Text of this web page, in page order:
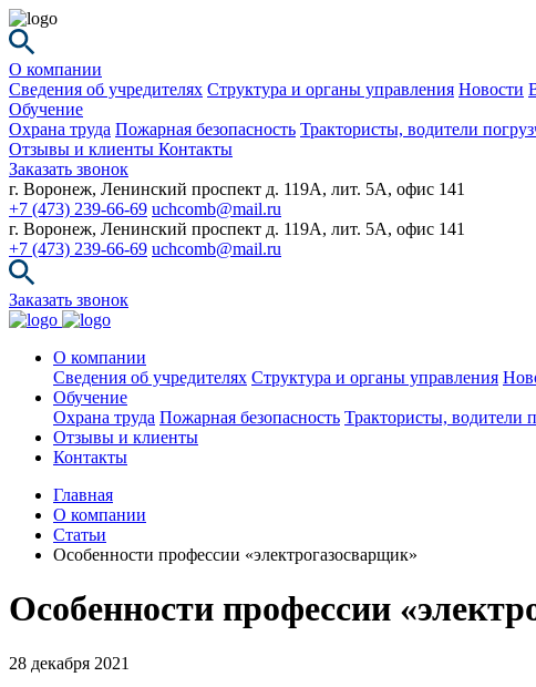
О компании
Сведения об учредителях Структура и органы управления Новости
Обучение
Охрана труда Пожарная безопасность Трактористы, водители
Отзывы и клиенты Контакты
Заказать звонок
г. Воронеж, Ленинский проспект д. 119А, лит. 5А, офис 141
+7 (473) 239-66-69 uchcomb@mail.ru
г. Воронеж, Ленинский проспект д. 119А, лит. 5А, офис 141
+7 (473) 239-66-69 uchcomb@mail.ru
Заказать звонок
О компании
Сведения об учредителях Структура и органы управления
Обучение
Охрана труда Пожарная безопасность Трактористы, водители
Отзывы и клиенты
Контакты
Главная
О компании
Статьи
Особенности профессии «электрогазосварщик»
Особенности профессии
28 декабря 2021